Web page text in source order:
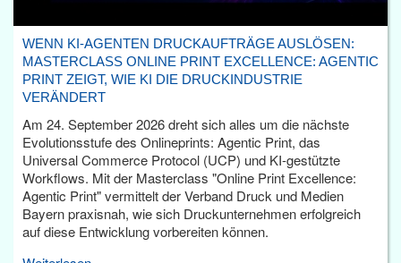
WENN KI-AGENTEN DRUCKAUFTRÄGE AUSLÖSEN:
MASTERCLASS ONLINE PRINT EXCELLENCE: AGENTIC
PRINT ZEIGT, WIE KI DIE DRUCKINDUSTRIE
VERÄNDERT
Am 24. September 2026 dreht sich alles um die nächste
Evolutionsstufe des Onlineprints: Agentic Print, das
Universal Commerce Protocol (UCP) und KI-gestützte
Workflows. Mit der Masterclass "Online Print Excellence:
Agentic Print" vermittelt der Verband Druck und Medien
Bayern praxisnah, wie sich Druckunternehmen erfolgreich
auf diese Entwicklung vorbereiten können.